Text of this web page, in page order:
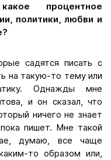
процентное
политики, любви и
садятся писать с
на такую-то тему или
Однажды мне
и он сказал, что
ничего не знает
пишет. Мне такой
думаю, все чаще
то образом или,